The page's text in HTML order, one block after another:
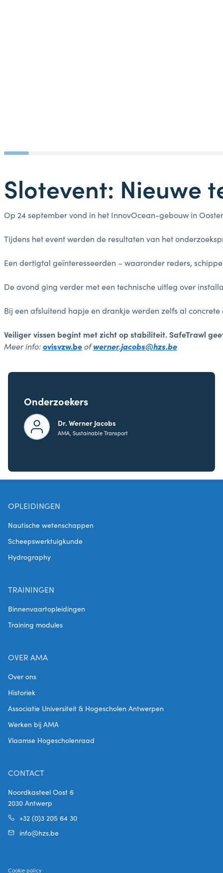
Slotevent: Nieuwe
Op 24 september vond in het InnovOcean-gebouw in
Tijdens het event werden de resultaten van het
Een dertigtal geïnteresseerden – waaronder reders,
De avond ging verder met een technische uitleg over
Bij een afsluitend hapje en drankje werden zelfs al
Veiliger vissen begint met zicht op stabiliteit. SafeTrawl
Meer info:ovisvzw.beofwerner.jacobs@hzs.be
Onderzoekers
Dr. Werner Jacobs
AMA, Sustainable Transport
OPLEIDINGEN
Nautische wetenschappen
Scheepswerktuigkunde
Hydrography
TRAININGEN
Binnenvaartopleidingen
Training modules
OVER AMA
Over ons
Historiek
Associatie Universiteit & Hogescholen Antwerpen
Werken bij AMA
Vlaamse Hogescholenraad
CONTACT
Noordkasteel Oost 6
2030 Antwerp
+32 (0)3 205 64 30
info@hzs.be
Cookie policy